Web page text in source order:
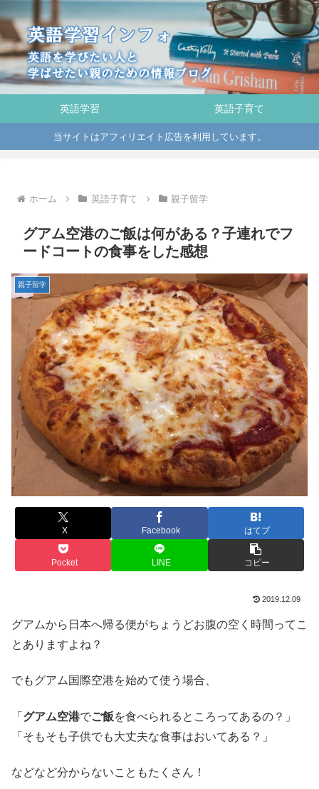
英語学習 英語子育て
当サイトはアフィリエイト広告を利用しています。
ホーム 英語子育て 親子留学
グアム空港のご飯は何がある？子連れでフ
ードコートの食事をした感想
親子留学
X Facebook はてブ
Pocket LINE コピー
2019.12.09
グアムから日本へ帰る便がちょうどお腹の空く時間ってこ
とありますよね？
でもグアム国際空港を始めて使う場合、
「 グアム空港でご飯を食べられるところってあるの？」
「そもそも子供でも大丈夫な食事はおいてある？」
などなど分からないこともたくさん！